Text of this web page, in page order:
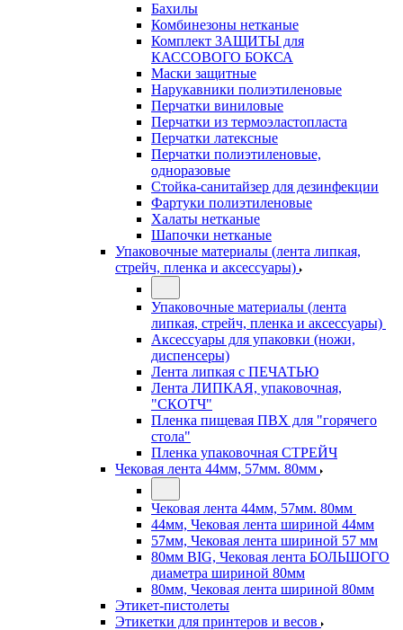
Бахилы
Комбинезоны нетканые
Комплект ЗАЩИТЫ для
КАССОВОГО БОКСА
Маски защитные
Нарукавники полиэтиленовые
Перчатки виниловые
Перчатки из термоэластопласта
Перчатки латексные
Перчатки полиэтиленовые,
одноразовые
Стойка-санитайзер для дезинфекции
Фартуки полиэтиленовые
Халаты нетканые
Шапочки нетканые
Упаковочные материалы (лента липкая,
стрейч, пленка и аксессуары)
Упаковочные материалы (лента
липкая, стрейч, пленка и аксессуары)
Аксессуары для упаковки (ножи,
диспенсеры)
Лента липкая с ПЕЧАТЬЮ
Лента ЛИПКАЯ, упаковочная,
"СКОТЧ"
Пленка пищевая ПВХ для "горячего
стола"
Пленка упаковочная СТРЕЙЧ
Чековая лента 44мм, 57мм. 80мм
Чековая лента 44мм, 57мм. 80мм
44мм, Чековая лента шириной 44мм
57мм, Чековая лента шириной 57 мм
80мм BIG, Чековая лента БОЛЬШОГО
диаметра шириной 80мм
80мм, Чековая лента шириной 80мм
Этикет-пистолеты
Этикетки для принтеров и весов